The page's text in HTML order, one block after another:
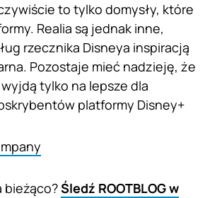
to tylko domysły, które
Realia są jednak inne,
rzecznika Disneya inspiracją
Pozostaje mieć nadzieję, że
tylko na lepsze dla
platformy Disney+
bieżąco?Śledź ROOTBLOG w